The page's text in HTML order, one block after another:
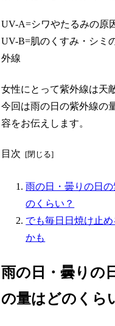
UV-A=シワやたるみの原
UV-B=肌のくすみ・シミ
外線
女性にとって紫外線は天
今回は雨の日の紫外線の
容をお伝えします。
目次
雨の日・曇りの日
のくらい？
でも毎日日焼け止
かも
雨の日・曇りの
の量はどのくら